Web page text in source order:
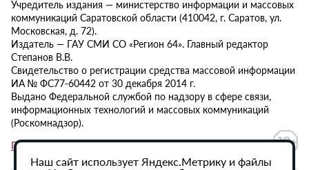
Учредитель издания — министерство информации и массовых
коммуникаций Саратовской области (410042, г. Саратов, ул.
Московская, д. 72).
Издатель — ГАУ СМИ СО «Регион 64». Главный редактор
Степанов В.В.
Свидетельство о регистрации средства массовой информации
ИА № ФС77-60442 от 30 декабря 2014 г.
Выдано Федеральной службой по надзору в сфере связи,
информационных технологий и массовых коммуникаций
(Роскомнадзор).
Политика в отношении обработки персональных данных
Наш сайт использует Яндекс.Метрику и файлы